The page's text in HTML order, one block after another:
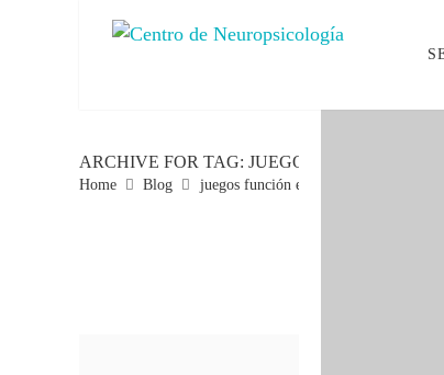
ARCHIVE FOR TAG: JUEGOS FUNCIÓN
Home Blog juegos función ejecutiva niños